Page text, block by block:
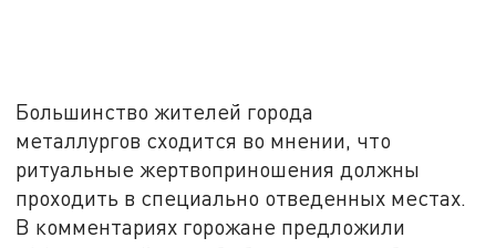
Большинство жителей города
металлургов сходится во мнении, что
ритуальные жертвоприношения должны
проходить в специально отведенных местах.
В комментариях горожане предложили